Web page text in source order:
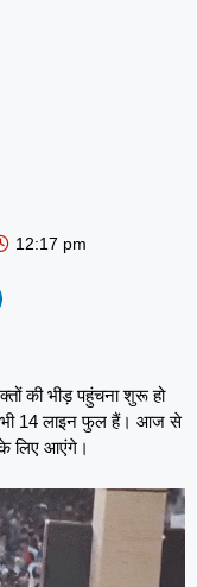
12:17 pm
की भीड़ पहुंचना शुरू हो
14 लाइन फुल हैं। आज से
लिए आएंगे।